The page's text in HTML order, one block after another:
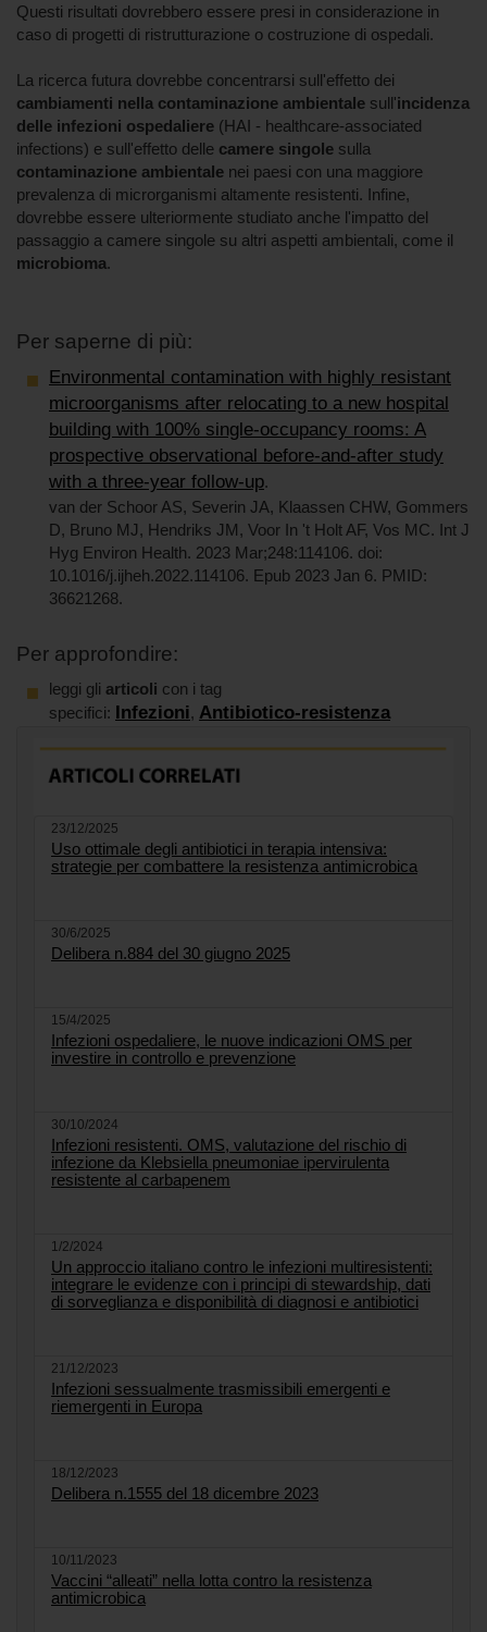
Questi risultati dovrebbero essere presi in considerazione in
caso di progetti di ristrutturazione o costruzione di ospedali.
La ricerca futura dovrebbe concentrarsi sull'effetto dei
cambiamenti nella contaminazione ambientale sull'incidenza
delle infezioni ospedaliere (HAI - healthcare-associated
infections) e sull'effetto delle camere singole sulla
contaminazione ambientale nei paesi con una maggiore
prevalenza di microrganismi altamente resistenti. Infine,
dovrebbe essere ulteriormente studiato anche l'impatto del
passaggio a camere singole su altri aspetti ambientali, come il
microbioma.
Per saperne di più:
Environmental contamination with highly resistant
microorganisms after relocating to a new hospital
building with 100% single-occupancy rooms: A
prospective observational before-and-after study
with a three-year follow-up.
van der Schoor AS, Severin JA, Klaassen CHW, Gommers
D, Bruno MJ, Hendriks JM, Voor In 't Holt AF, Vos MC. Int J
Hyg Environ Health. 2023 Mar;248:114106. doi:
10.1016/j.ijheh.2022.114106. Epub 2023 Jan 6. PMID:
36621268.
Per approfondire:
leggi gli articoli con i tag
specifici: Infezioni, Antibiotico-resistenza
23/12/2025
Uso ottimale degli antibiotici in terapia intensiva:
strategie per combattere la resistenza antimicrobica
30/6/2025
Delibera n.884 del 30 giugno 2025
15/4/2025
Infezioni ospedaliere, le nuove indicazioni OMS per
investire in controllo e prevenzione
30/10/2024
Infezioni resistenti. OMS, valutazione del rischio di
infezione da Klebsiella pneumoniae ipervirulenta
resistente al carbapenem
1/2/2024
Un approccio italiano contro le infezioni multiresistenti:
integrare le evidenze con i principi di stewardship, dati
di sorveglianza e disponibilità di diagnosi e antibiotici
21/12/2023
Infezioni sessualmente trasmissibili emergenti e
riemergenti in Europa
18/12/2023
Delibera n.1555 del 18 dicembre 2023
10/11/2023
Vaccini “alleati” nella lotta contro la resistenza
antimicrobica